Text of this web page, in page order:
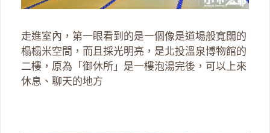
走進室內，第一眼看到的是一個像是道場般寬闊的
榻榻米空間，而且採光明亮，是北投溫泉博物館的
二樓，原為「御休所」是一樓泡湯完後，可以上來
休息、聊天的地方